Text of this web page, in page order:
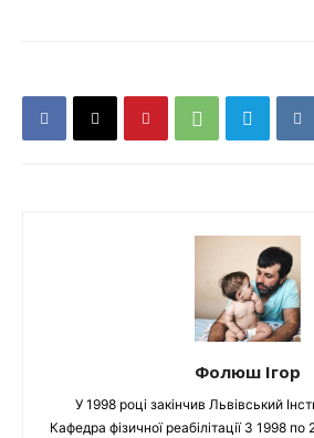
Фолюш Ігор
У 1998 році закінчив Львівський
Кафедра фізичної реабілітації З 1998